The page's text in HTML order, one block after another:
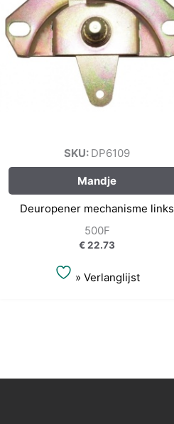
SKU: DP6109
Mandje
Deuropener mechanisme links
500F
€22.73
» Verlanglijst